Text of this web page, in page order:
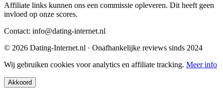
Affiliate links kunnen ons een commissie opleveren. Dit heeft geen
invloed op onze scores.
Contact: info@dating-internet.nl
© 2026 Dating-Internet.nl · Onafhankelijke reviews sinds 2024
Wij gebruiken cookies voor analytics en affiliate tracking. Meer info
Akkoord